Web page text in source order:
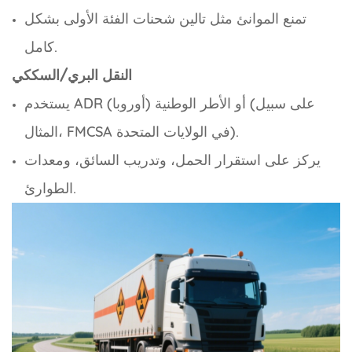
تمنع الموانئ مثل تالين شحنات الفئة الأولى بشكل
كامل.
النقل البري/السككي
يستخدم ADR (أوروبا) أو الأطر الوطنية (على سبيل
المثال، FMCSA في الولايات المتحدة).
يركز على استقرار الحمل، وتدريب السائق، ومعدات
الطوارئ.